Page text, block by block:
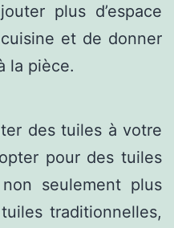
plus d’espace
et de donner
la pièce.
des tuiles à votre
pour des tuiles
seulement plus
traditionnelles,